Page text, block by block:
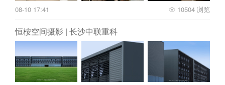
08-10 17:41 10504 浏览
恒桉空间摄影 | 长沙中联重科